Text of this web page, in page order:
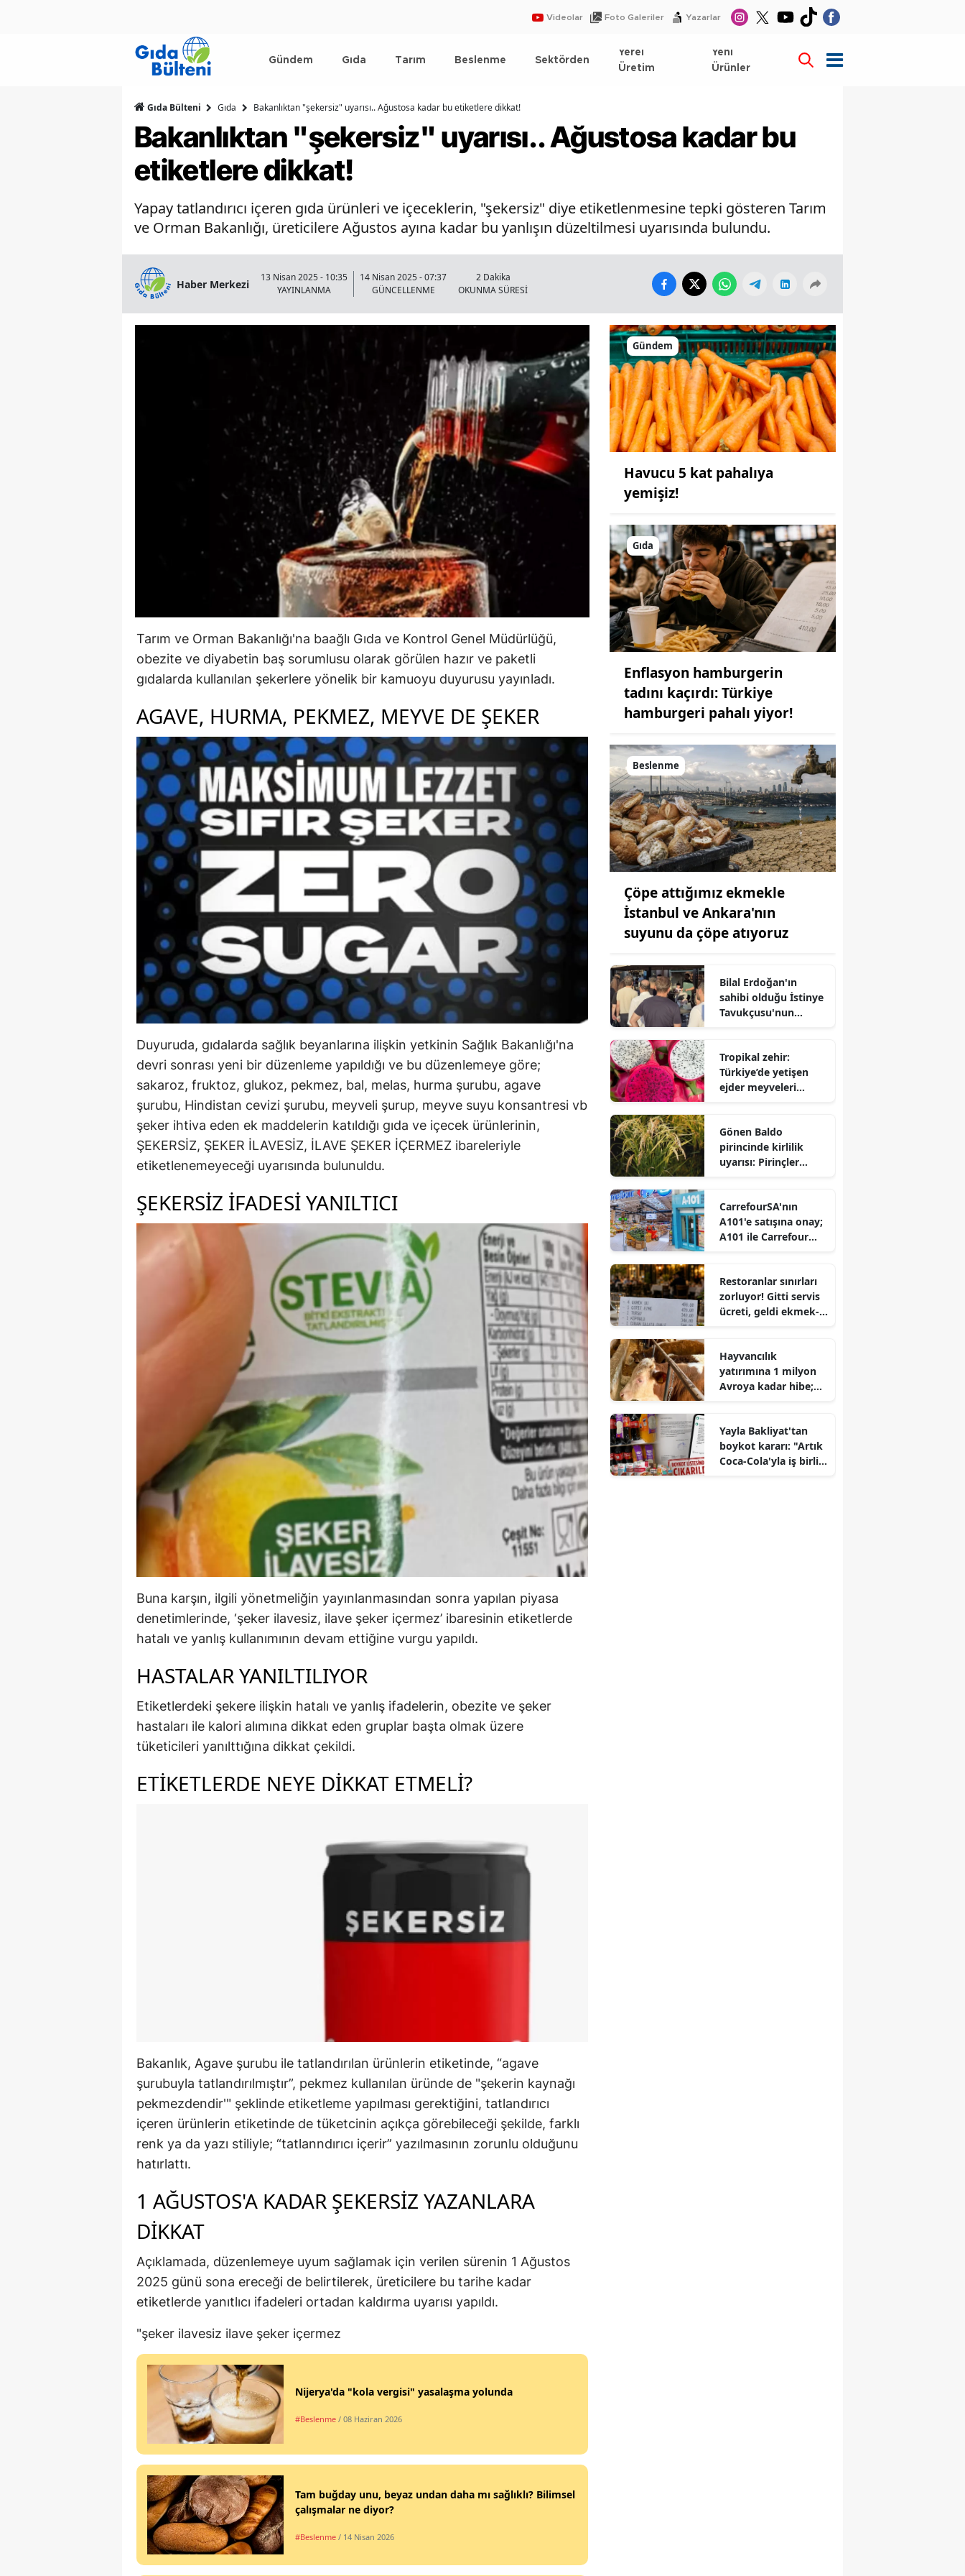
Videolar Foto Galeriler Yazarlar
Gündem Gıda Tarım Beslenme Sektörden
Yerel
Üretim
Yeni
Ürünler
Gıda Bülteni Gıda Bakanlıktan "şekersiz" uyarısı.. Ağustosa kadar bu etiketlere dikkat!
Bakanlıktan "şekersiz" uyarısı.. Ağustosa kadar bu
etiketlere dikkat!
Yapay tatlandırıcı içeren gıda ürünleri ve içeceklerin, "şekersiz" diye etiketlenmesine tepki gösteren Tarım
ve Orman Bakanlığı, üreticilere Ağustos ayına kadar bu yanlışın düzeltilmesi uyarısında bulundu.
Haber Merkezi
13 Nisan 2025 - 10:35
YAYINLANMA
14 Nisan 2025 - 07:37
GÜNCELLENME
2 Dakika
OKUNMA SÜRESİ
Tarım ve Orman Bakanlığı'na baağlı Gıda ve Kontrol Genel Müdürlüğü,
obezite ve diyabetin baş sorumlusu olarak görülen hazır ve paketli
gıdalarda kullanılan şekerlere yönelik bir kamuoyu duyurusu yayınladı.
AGAVE, HURMA, PEKMEZ, MEYVE DE ŞEKER
Duyuruda, gıdalarda sağlık beyanlarına ilişkin yetkinin Sağlık Bakanlığı'na
devri sonrası yeni bir düzenleme yapıldığı ve bu düzenlemeye göre;
sakaroz, fruktoz, glukoz, pekmez, bal, melas, hurma şurubu, agave
şurubu, Hindistan cevizi şurubu, meyveli şurup, meyve suyu konsantresi vb
şeker ihtiva eden ek maddelerin katıldığı gıda ve içecek ürünlerinin,
ŞEKERSİZ, ŞEKER İLAVESİZ, İLAVE ŞEKER İÇERMEZ ibareleriyle
etiketlenemeyeceği uyarısında bulunuldu.
ŞEKERSİZ İFADESİ YANILTICI
Buna karşın, ilgili yönetmeliğin yayınlanmasından sonra yapılan piyasa
denetimlerinde, ‘şeker ilavesiz, ilave şeker içermez’ ibaresinin etiketlerde
hatalı ve yanlış kullanımının devam ettiğine vurgu yapıldı.
HASTALAR YANILTILIYOR
Etiketlerdeki şekere ilişkin hatalı ve yanlış ifadelerin, obezite ve şeker
hastaları ile kalori alımına dikkat eden gruplar başta olmak üzere
tüketicileri yanılttığına dikkat çekildi.
ETİKETLERDE NEYE DİKKAT ETMELİ?
Bakanlık, Agave şurubu ile tatlandırılan ürünlerin etiketinde, “agave
şurubuyla tatlandırılmıştır”, pekmez kullanılan üründe de "şekerin kaynağı
pekmezdendir'" şeklinde etiketleme yapılması gerektiğini, tatlandırıcı
içeren ürünlerin etiketinde de tüketcinin açıkça görebileceği şekilde, farklı
renk ya da yazı stiliyle; “tatlanndırıcı içerir” yazılmasının zorunlu olduğunu
hatırlattı.
1 AĞUSTOS'A KADAR ŞEKERSİZ YAZANLARA
DİKKAT
Açıklamada, düzenlemeye uyum sağlamak için verilen sürenin 1 Ağustos
2025 günü sona ereceği de belirtilerek, üreticilere bu tarihe kadar
etiketlerde yanıtlıcı ifadeleri ortadan kaldırma uyarısı yapıldı.
"şeker ilavesiz ilave şeker içermez
Nijerya'da "kola vergisi" yasalaşma yolunda
#Beslenme / 08 Haziran 2026
Tam buğday unu, beyaz undan daha mı sağlıklı? Bilimsel
çalışmalar ne diyor?
#Beslenme / 14 Nisan 2026
Gündem
Havucu 5 kat pahalıya
yemişiz!
Gıda
Enflasyon hamburgerin
tadını kaçırdı: Türkiye
hamburgeri pahalı yiyor!
Beslenme
Çöpe attığımız ekmekle
İstanbul ve Ankara'nın
suyunu da çöpe atıyoruz
Bilal Erdoğan'ın
sahibi olduğu İstinye
Tavukçusu'nun
Tropikal zehir:
Türkiye’de yetişen
ejder meyveleri
Gönen Baldo
pirincinde kirlilik
uyarısı: Pirinçler
CarrefourSA'nın
A101'e satışına onay;
A101 ile Carrefour
Restoranlar sınırları
zorluyor! Gitti servis
ücreti, geldi ekmek-
Hayvancılık
yatırımına 1 milyon
Avroya kadar hibe;
Yayla Bakliyat'tan
boykot kararı: "Artık
Coca-Cola'yla iş birliği